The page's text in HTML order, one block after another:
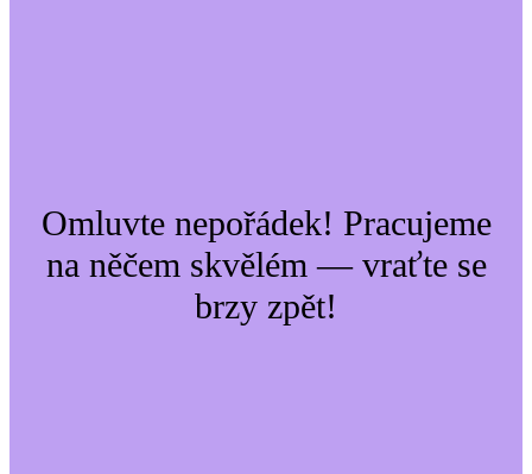
Omluvte nepořádek! Pracujeme
na něčem skvělém — vraťte se
brzy zpět!